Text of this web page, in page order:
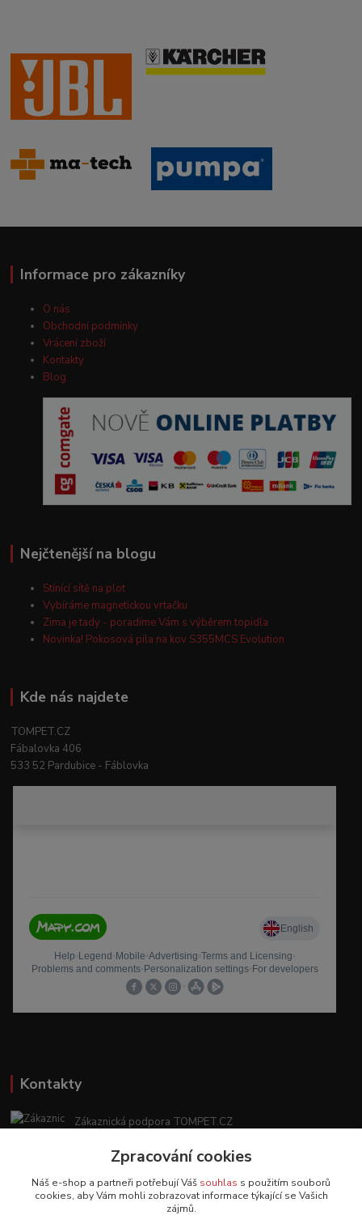
Informace pro zákazníky
O nás
Obchodní podmínky
Vrácení zboží
Kontakty
Blog
Nejčtenější na blogu
Stínící sítě na plot
Vybíráme magnetickou vrtačku
Zima je tady - poradíme Vám s výběrem topidla
Novinka! Pokosová pila na kov S355MCS Evolution
Kde nás najdete
TOMPET.CZ
Fábalovka 406
533 52 Pardubice - Fáblovka
Kontakty
Zákaznická podpora TOMPET.CZ
(Po-Ne, 8-20 hod.)
obchod@tompet.cz
Zpracování cookies
Náš e-shop a partneři potřebují Váš souhlas s použitím souborů
cookies, aby Vám mohli zobrazovat informace týkající se Vašich
zájmů.